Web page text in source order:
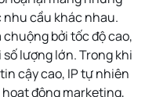
nhu cầu khác nhau.
bởi tốc độ cao,
lượng lớn. Trong khi
cậy cao, IP tự nhiên
động marketing,